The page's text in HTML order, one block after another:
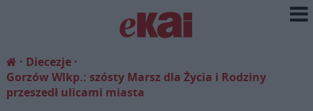
Diecezje
Gorzów Wlkp.: szósty Marsz dla Życia i Rodziny
przeszedł ulicami miasta